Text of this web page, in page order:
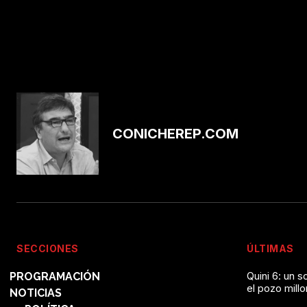
CONICHEREP.COM
SECCIONES
PROGRAMACIÓN
NOTICIAS
ÚLTIMAS
Quini 6: un
el pozo